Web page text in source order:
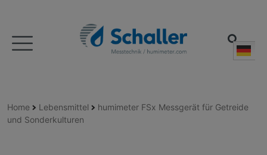
Home Lebensmittel
humimeter FSx Messgerät für Getreide
und Sonderkulturen